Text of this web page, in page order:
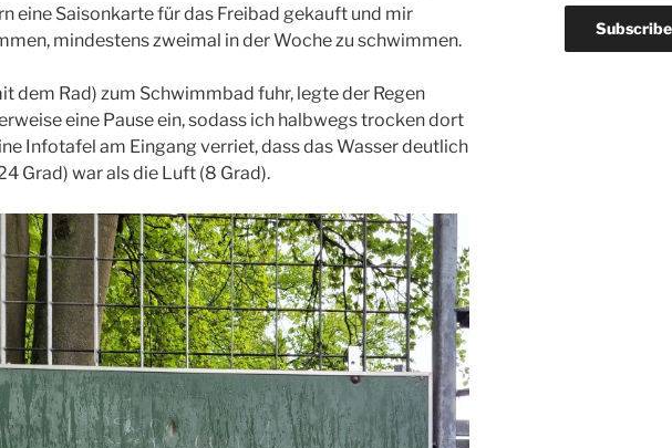
eine Saisonkarte für das Freibad gekauft und mir
mindestens zweimal in der Woche zu schwimmen.
dem Rad) zum Schwimmbad fuhr, legte der Regen
eine Pause ein, sodass ich halbwegs trocken dort
Infotafel am Eingang verriet, dass das Wasser deutlich
Grad) war als die Luft (8 Grad).